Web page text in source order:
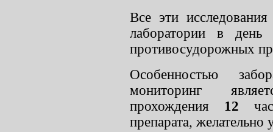
Все эти
лаборатории в день
противосудорожных
Особенностью
мониторинг
прохождения 12
препарата,